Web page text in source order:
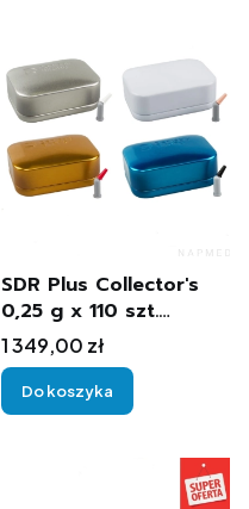
SDR Plus Collector's
0,25 g x 110 szt.
Dentsply Sirona
Cena
1 349,00 zł
Do koszyka